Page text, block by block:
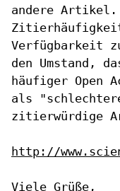
andere Artikel.
Verfügbarkeit
den Umstand,
häufiger Open
als
zitierwürdige
http://
Viele Grüße,